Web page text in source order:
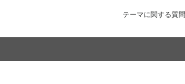
テーマに関する質問